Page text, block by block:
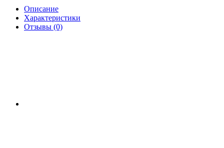
Описание
Характеристики
Отзывы (0)